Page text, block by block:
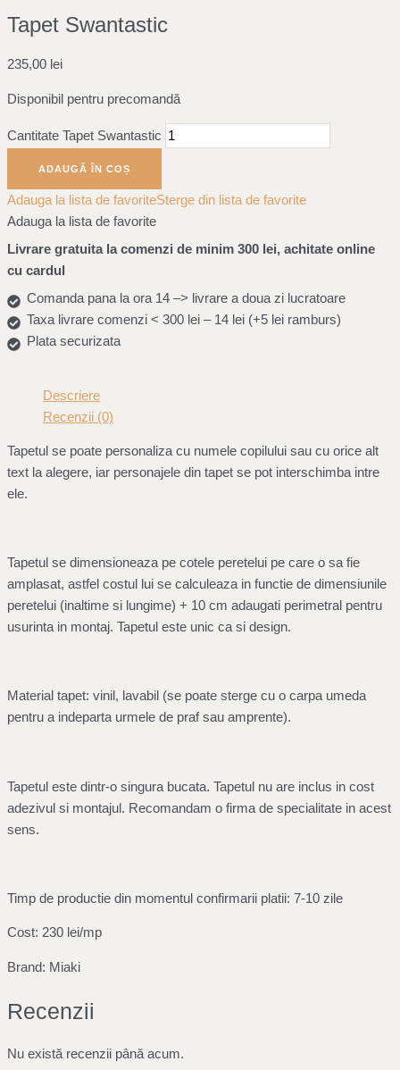
Tapet Swantastic
235,00 lei
Disponibil pentru precomandă
Cantitate Tapet Swantastic
ADAUGĂ ÎN COȘ
Adauga la lista de favoriteSterge din lista de favorite
Adauga la lista de favorite
Livrare gratuita la comenzi de minim 300 lei, achitate online
cu cardul
Comanda pana la ora 14 –> livrare a doua zi lucratoare
Taxa livrare comenzi < 300 lei – 14 lei (+5 lei ramburs)
Plata securizata
Descriere
Recenzii (0)
Tapetul se poate personaliza cu numele copilului sau cu orice alt
text la alegere, iar personajele din tapet se pot interschimba intre
ele.
Tapetul se dimensioneaza pe cotele peretelui pe care o sa fie
amplasat, astfel costul lui se calculeaza in functie de dimensiunile
peretelui (inaltime si lungime) + 10 cm adaugati perimetral pentru
usurinta in montaj. Tapetul este unic ca si design.
Material tapet: vinil, lavabil (se poate sterge cu o carpa umeda
pentru a indeparta urmele de praf sau amprente).
Tapetul este dintr-o singura bucata. Tapetul nu are inclus in cost
adezivul si montajul. Recomandam o firma de specialitate in acest
sens.
Timp de productie din momentul confirmarii platii: 7-10 zile
Cost: 230 lei/mp
Brand: Miaki
Recenzii
Nu există recenzii până acum.